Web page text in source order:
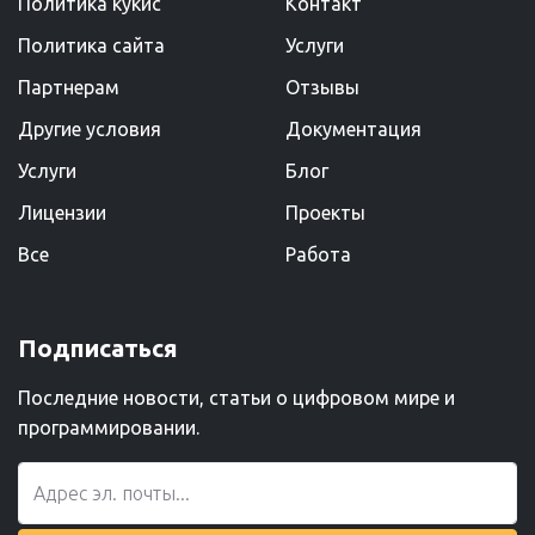
Политика сайта
Партнерам
Другие условия
Услуги
Лицензии
Все
Услуги
Отзывы
Документация
Блог
Проекты
Работа
Подписаться
Последние новости, статьи о цифровом мире и
программировании.